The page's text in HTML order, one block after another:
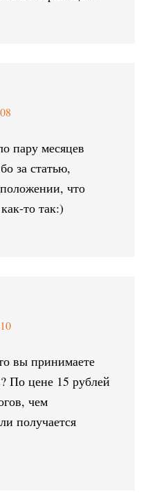
пару месяцев
за статью,
что
то так:)
вы принимаете
По цене 15 рублей
чем
получается